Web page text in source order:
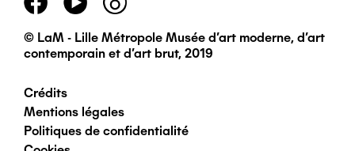
principal
© LaM - Lille Métropole Musée d'art moderne, d'art
contemporain et d'art brut, 2019
Pied
Crédits
Mentions légales
Politiques de confidentialité